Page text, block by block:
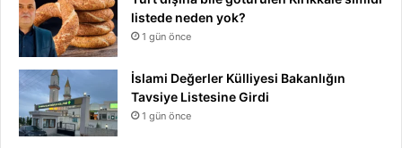
listede neden yok?
1 gün önce
İslami Değerler Külliyesi Bakanlığın
Tavsiye Listesine Girdi
1 gün önce